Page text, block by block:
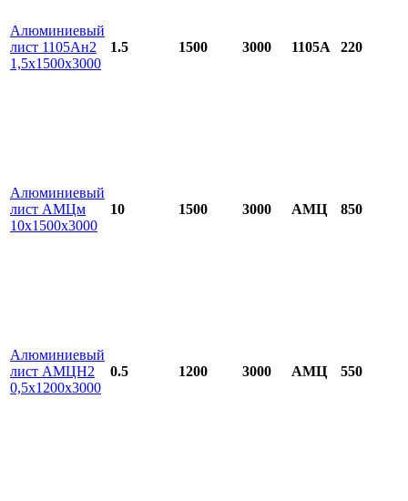
Алюминиевый
лист 1105Ан2
1,5х1500х3000
1.5 1500 3000 1105А 220
Алюминиевый
лист АМЦм
10х1500х3000
10 1500 3000 АМЦ 850
Алюминиевый
лист АМЦН2
0,5х1200х3000
0.5 1200 3000 АМЦ 550